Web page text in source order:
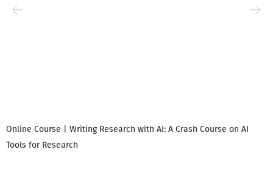
Online Course | Writing Research with AI: A Crash Course on AI
Tools for Research